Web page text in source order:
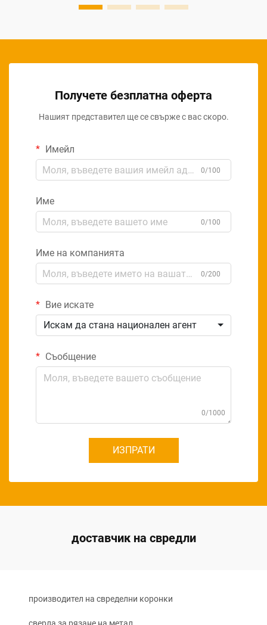
Получете безплатна оферта
Нашият представител ще се свърже с вас скоро.
Имейл
0/100
Име
0/100
Име на компанията
0/200
Вие искате
Искам да стана национален агент
Съобщение
0/1000
ИЗПРАТИ
доставчик на свредли
производител на свределни коронки